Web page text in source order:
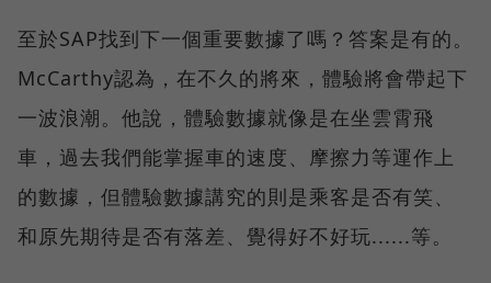
至於SAP找到下一個重要數據了嗎？答案是有的。
McCarthy認為，在不久的將來，體驗將會帶起下
一波浪潮。他說，體驗數據就像是在坐雲霄飛
車，過去我們能掌握車的速度、摩擦力等運作上
的數據，但體驗數據講究的則是乘客是否有笑、
和原先期待是否有落差、覺得好不好玩......等。